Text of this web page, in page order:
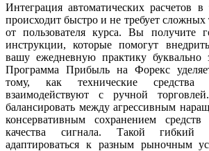
Интеграция автоматических расчетов
происходит быстро и не требует сложных
от пользователя курса. Вы получите
инструкции, которые помогут
вашу ежедневную практику буквально
Программа Прибыль на Форекс
тому, как технические средства
взаимодействуют с ручной
балансировать между агрессивным
консервативным сохранением
качества сигнала. Такой гибкий
адаптироваться к разным рыночным